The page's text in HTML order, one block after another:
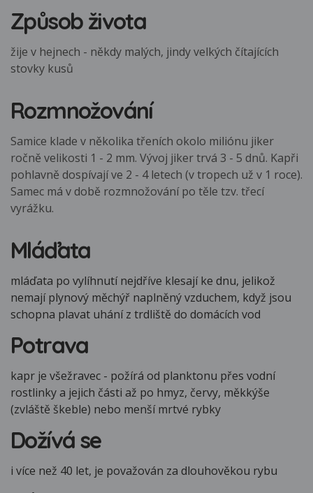
Způsob života
žije v hejnech - někdy malých, jindy velkých čítajících
stovky kusů
Rozmnožování
Samice klade v několika třeních okolo miliónu jiker
ročně velikosti 1 - 2 mm. Vývoj jiker trvá 3 - 5 dnů. Kapři
pohlavně dospívají ve 2 - 4 letech (v tropech už v 1 roce).
Samec má v době rozmnožování po těle tzv. třecí
vyrážku.
Mláďata
mláďata po vylíhnutí nejdříve klesají ke dnu, jelikož
nemají plynový měchýř naplněný vzduchem, když jsou
schopna plavat uhání z trdliště do domácích vod
Potrava
kapr je všežravec - požírá od planktonu přes vodní
rostlinky a jejich části až po hmyz, červy, měkkýše
(zvláště škeble) nebo menší mrtvé rybky
Dožívá se
i více než 40 let, je považován za dlouhověkou rybu